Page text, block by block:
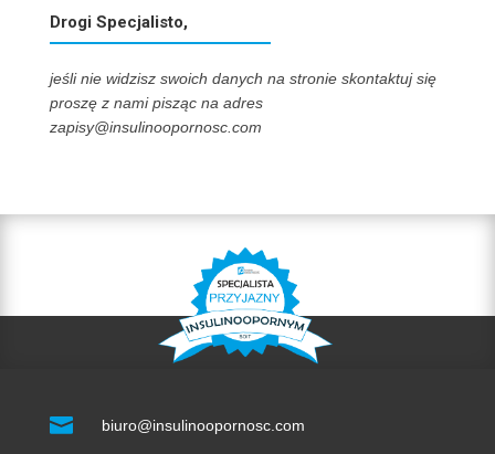
Drogi Specjalisto,
jeśli nie widzisz swoich danych na stronie skontaktuj się
proszę z nami pisząc na adres
zapisy@insulinoopornosc.com
 biuro@insulinoopornosc.com